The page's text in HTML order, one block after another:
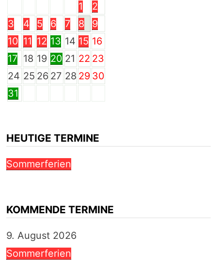
1
2
3
4 5 6 7 8
9
10 11 12 13 14 15 16
17 18 19 20 21 22 23
24 25 26 27 28 29 30
31
HEUTIGE TERMINE
Sommerferien
KOMMENDE TERMINE
9. August 2026
Sommerferien